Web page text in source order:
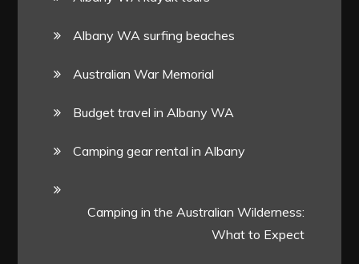
Albany WA surfing beaches
Australian War Memorial
Budget travel in Albany WA
Camping gear rental in Albany
Camping in the Australian Wilderness:
What to Expect